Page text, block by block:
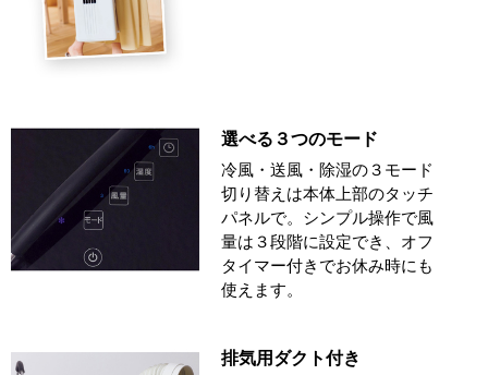
す。付属の排熱ダクトを使用することで、部屋の温度の上昇を
抑えることができます。３８℃を超えた場所では使用できませ
選べる３つのモード
冷風・送風・除湿の３モード
切り替えは本体上部のタッチ
パネルで。シンプル操作で風
量は３段階に設定でき、オフ
タイマー付きでお休み時にも
使えます。
排気用ダクト付き